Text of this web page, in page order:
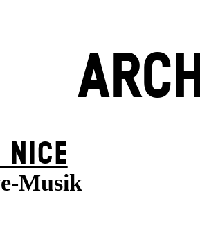
NICE
Musik